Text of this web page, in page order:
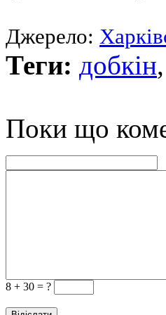
Джерело:
Теги: добкін,
Поки що
8 + 30 = ?